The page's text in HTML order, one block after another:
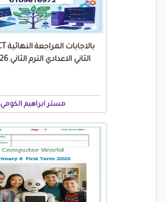
الثاني الاعدادي الترم الثاني 2026 PDF
مستر ابراهيم الكومي